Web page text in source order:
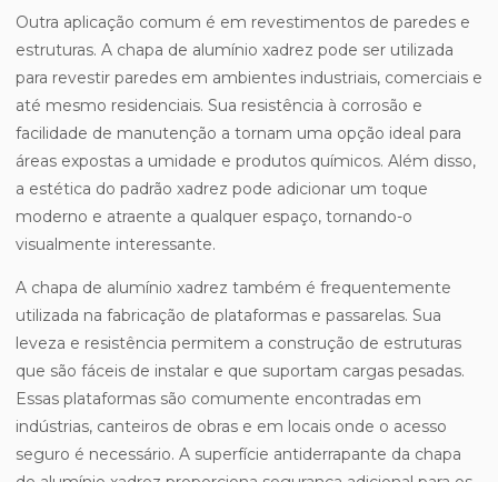
Outra aplicação comum é em revestimentos de paredes e
estruturas. A chapa de alumínio xadrez pode ser utilizada
para revestir paredes em ambientes industriais, comerciais e
até mesmo residenciais. Sua resistência à corrosão e
facilidade de manutenção a tornam uma opção ideal para
áreas expostas a umidade e produtos químicos. Além disso,
a estética do padrão xadrez pode adicionar um toque
moderno e atraente a qualquer espaço, tornando-o
visualmente interessante.
A chapa de alumínio xadrez também é frequentemente
utilizada na fabricação de plataformas e passarelas. Sua
leveza e resistência permitem a construção de estruturas
que são fáceis de instalar e que suportam cargas pesadas.
Essas plataformas são comumente encontradas em
indústrias, canteiros de obras e em locais onde o acesso
seguro é necessário. A superfície antiderrapante da chapa